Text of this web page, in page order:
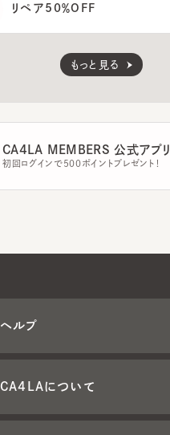
リペア50％OFF
もっと見る
CA4LA MEMBERS 公式アプリ
初回ログインで500ポイントプレゼント！
ヘルプ
CA4LAについて